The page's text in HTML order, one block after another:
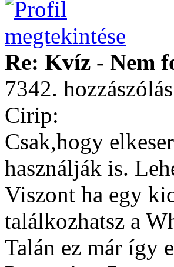
Re: Kvíz - Nem
7342.
Cirip:
Csak,hogy
használják is.
Viszont ha egy
találkozhatsz a
Talán ez már így